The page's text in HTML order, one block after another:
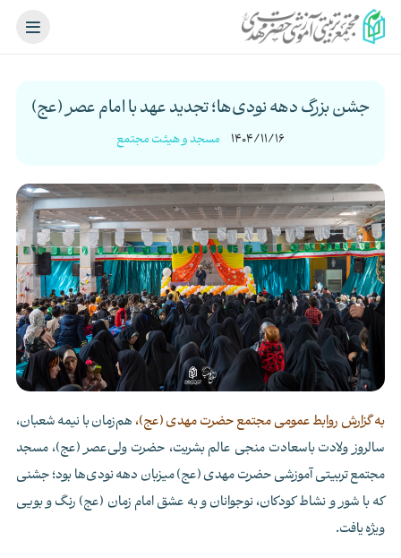
جشن بزرگ دهه نودی‌ها؛ تجدید عهد با امام عصر (عج)
1404/11/16 مسجد و هیئت مجتمع
به گزارش روابط عمومی مجتمع حضرت مهدی (عج)، هم‌زمان با نیمه شعبان،
سالروز ولادت باسعادت منجی عالم بشریت، حضرت ولی‌عصر (عج)، مسجد
مجتمع تربیتی آموزشی حضرت مهدی (عج) میزبان دهه نودی‌ها بود؛ جشنی
که با شور و نشاط کودکان، نوجوانان و به عشق امام زمان (عج) رنگ و بویی
ویژه یافت.